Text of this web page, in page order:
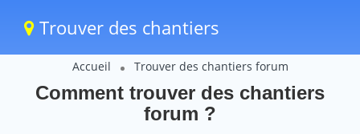
Trouver des chantiers
Accueil Trouver des chantiers forum
Comment trouver des chantiers
forum ?